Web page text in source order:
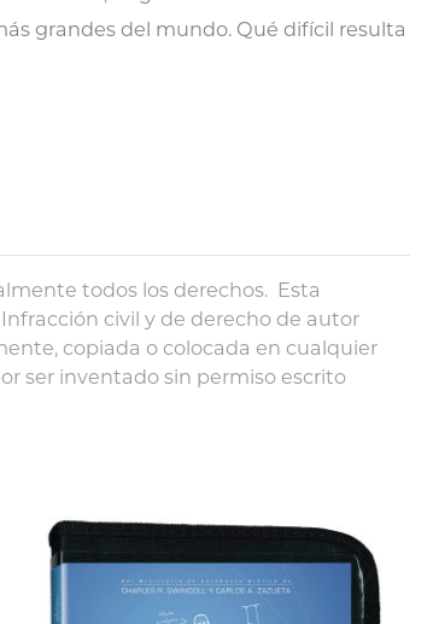
grandes del mundo. Qué difícil resulta
todos los derechos. Esta
civil y de derecho de autor
copiada o colocada en cualquier
ser inventado sin permiso escrito